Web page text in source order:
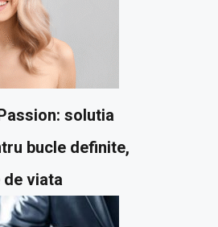
solutia
bucle definite,
viata